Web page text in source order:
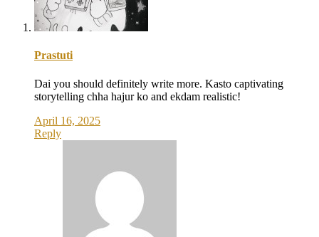
Prastuti
Dai you should definitely write more. Kasto captivating
storytelling chha hajur ko and ekdam realistic!
April 16, 2025
Reply